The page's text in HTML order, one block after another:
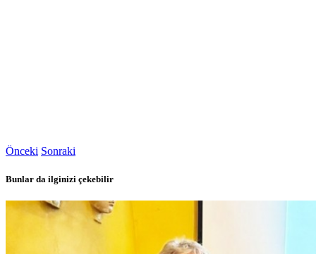
Önceki Sonraki
Bunlar da ilginizi çekebilir